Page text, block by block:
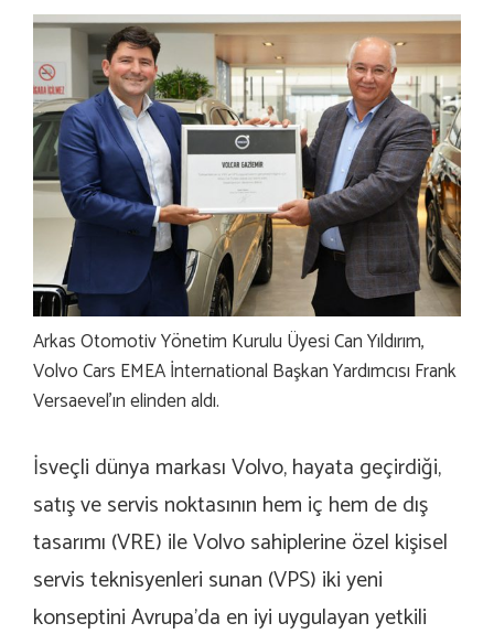
Arkas Otomotiv Yönetim Kurulu Üyesi Can Yıldırım,
Volvo Cars EMEA İnternational Başkan Yardımcısı Frank
Versaevel’ın elinden aldı.
İsveçli dünya markası Volvo, hayata geçirdiği,
satış ve servis noktasının hem iç hem de dış
tasarımı (VRE) ile Volvo sahiplerine özel kişisel
servis teknisyenleri sunan (VPS) iki yeni
konseptini Avrupa’da en iyi uygulayan yetkili